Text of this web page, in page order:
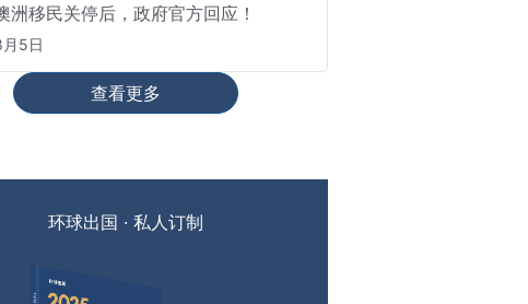
洲移民关停后，政府官方回应！
5日
查看更多
环球出国 · 私人订制